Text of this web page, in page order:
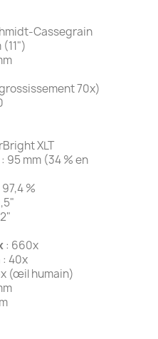
Cassegrain
70x)
XLT
: 95 mm (34 % en
97,4 %
: 660x
: 40x
(œil humain)